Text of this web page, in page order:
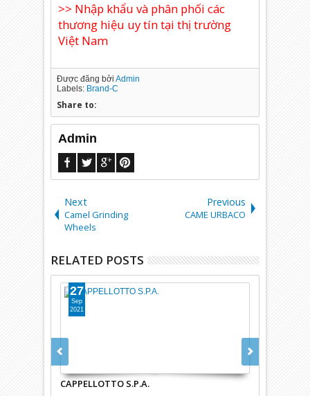
>> Nhập khẩu và phân phối các
thương hiệu uy tín tại thị trường
Việt Nam
Được đăng bởiAdmin
Labels: Brand-C
Share to:
Admin
Next
Camel Grinding
Wheels
Previous
CAME URBACO
RELATED POSTS
CAPPELLOTTO S.P.A.
27
Sep
2021